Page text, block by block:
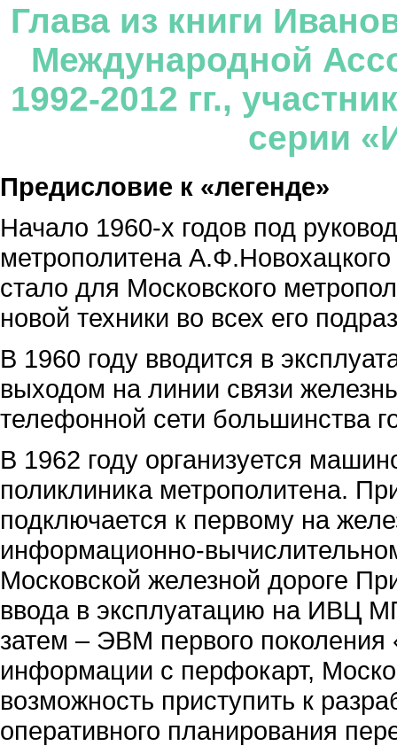
Глава из книги
Международной
1992-2012 гг.,
серии
Предисловие к «легенде»
Начало 1960-х годов под
метрополитена
стало для Московского
новой техники во всех его
В 1960 году вводится в
выходом на линии связи
телефонной сети большинства
В 1962 году организуется
поликлиника метрополитена.
подключается к первому на
информационно-
Московской железной дороге
ввода в эксплуатацию на ИВЦ
затем – ЭВМ первого
информации с перфокарт,
возможность приступить к
оперативного планирования